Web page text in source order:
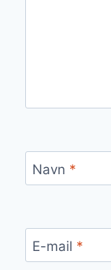
Navn *
E-mail *